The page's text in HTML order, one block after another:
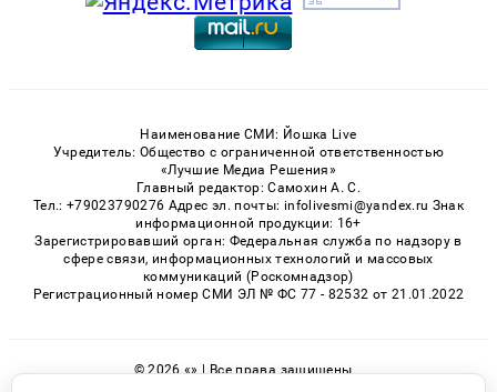
Наименование СМИ: Йошка Live
Учредитель: Общество с ограниченной ответственностью
«Лучшие Медиа Решения»
Главный редактор: Самохин А. С.
Тел.: +79023790276 Адрес эл. почты: infolivesmi@yandex.ru Знак
информационной продукции: 16+
Зарегистрировавший орган: Федеральная служба по надзору в
сфере связи, информационных технологий и массовых
коммуникаций (Роскомнадзор)
Регистрационный номер СМИ ЭЛ № ФС 77 - 82532 от 21.01.2022
© 2026 «» | Все права защищены